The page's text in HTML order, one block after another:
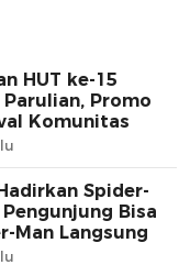
HUT ke-15
Promo
Komunitas
Spider-
Bisa
Man Langsung